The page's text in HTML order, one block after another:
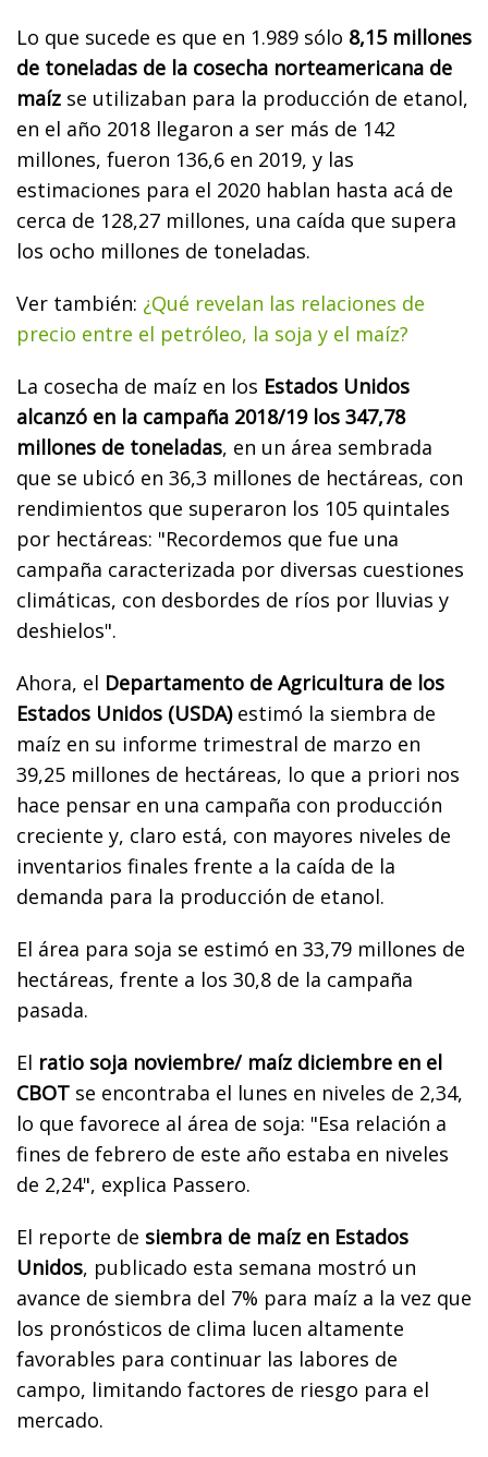
Lo que sucede es que en 1.989 sólo 8,15 millones
de toneladas de la cosecha norteamericana de
maíz se utilizaban para la producción de etanol,
en el año 2018 llegaron a ser más de 142
millones, fueron 136,6 en 2019, y las
estimaciones para el 2020 hablan hasta acá de
cerca de 128,27 millones, una caída que supera
los ocho millones de toneladas.
Ver también: ¿Qué revelan las relaciones de
precio entre el petróleo, la soja y el maíz?
La cosecha de maíz en los Estados Unidos
alcanzó en la campaña 2018/19 los 347,78
millones de toneladas, en un área sembrada
que se ubicó en 36,3 millones de hectáreas, con
rendimientos que superaron los 105 quintales
por hectáreas: "Recordemos que fue una
campaña caracterizada por diversas cuestiones
climáticas, con desbordes de ríos por lluvias y
deshielos".
Ahora, el Departamento de Agricultura de los
Estados Unidos (USDA)estimó la siembra de
maíz en su informe trimestral de marzo en
39,25 millones de hectáreas, lo que a priori nos
hace pensar en una campaña con producción
creciente y, claro está, con mayores niveles de
inventarios finales frente a la caída de la
demanda para la producción de etanol.
El área para soja se estimó en 33,79 millones de
hectáreas, frente a los 30,8 de la campaña
pasada.
El ratio soja noviembre/ maíz diciembre en el
CBOT se encontraba el lunes en niveles de 2,34,
lo que favorece al área de soja: "Esa relación a
fines de febrero de este año estaba en niveles
de 2,24", explica Passero.
El reporte de siembra de maíz en Estados
Unidos, publicado esta semana mostró un
avance de siembra del 7% para maíz a la vez que
los pronósticos de clima lucen altamente
favorables para continuar las labores de
campo, limitando factores de riesgo para el
mercado.